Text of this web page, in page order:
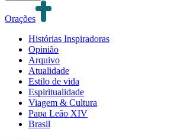
Orações
Histórias Inspiradoras
Opinião
Arquivo
Atualidade
Estilo de vida
Espiritualidade
Viagem & Cultura
Papa Leão XIV
Brasil